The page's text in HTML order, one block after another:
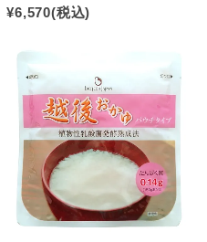
¥6,570(税込)